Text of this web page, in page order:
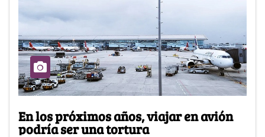
En los próximos años, viajar en avión
podría ser una tortura